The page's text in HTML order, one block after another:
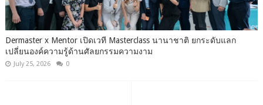
Dermaster x Mentor เปิดเวที Masterclass นานาชาติ ยกระดับแลก
เปลี่ยนองค์ความรู้ด้านศัลยกรรมความงาม
July 25, 2026 0